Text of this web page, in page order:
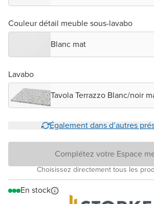
Couleur détail meuble sous-lavabo
Blanc mat
Lavabo
Tavola Terrazzo Blanc/noir
Également dans d’autres
Complétez votre Espace
Choisissez directement tous les
En stock